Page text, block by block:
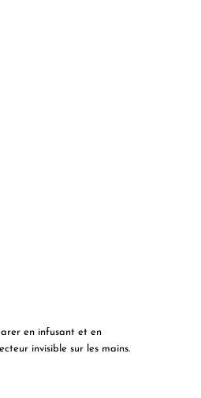
en infusant et en
invisible sur les mains.